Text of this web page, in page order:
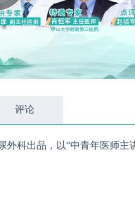
评论
外科出品，以“中青年医师